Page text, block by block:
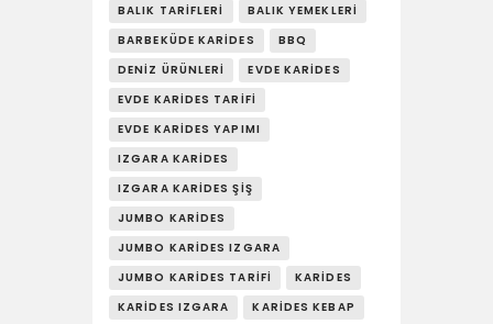
SOSY’LE!
BALIK TARIFLERI
BALIK YEMEKLERI
BARBEKÜDE KARIDES
BBQ
DENIZ ÜRÜNLERI
EVDE KARIDES
EVDE KARIDES TARIFI
EVDE KARIDES YAPIMI
IZGARA KARIDES
IZGARA KARIDES ŞIŞ
JUMBO KARIDES
JUMBO KARIDES IZGARA
JUMBO KARIDES TARIFI
KARIDES
KARIDES IZGARA
KARIDES KEBAP